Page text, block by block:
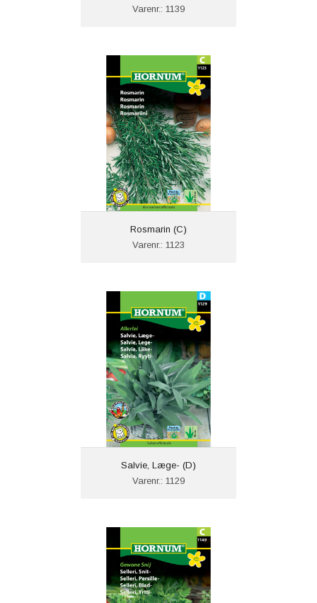
Varenr.: 1139
Rosmarin (C)
Varenr.: 1123
Salvie, Læge- (D)
Varenr.: 1129